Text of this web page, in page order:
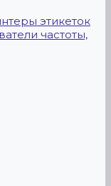
этикеток
частоты,